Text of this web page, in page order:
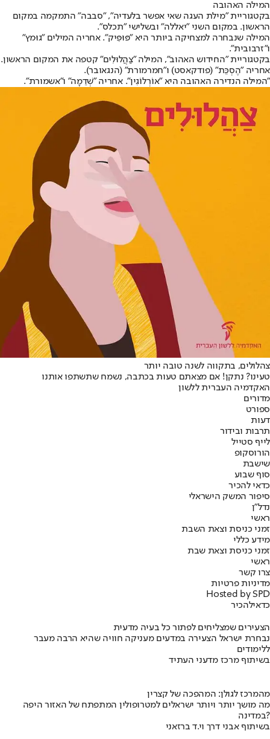
המילה האהובה
בקטגוריית "מילת העגה שאי אפשר בלעדיה", "סבבה" התמקמה במקום
הראשון. במקום השני "יאללה" ובשלישי "תכלס".
המילה שנבחרה למצחיקה ביותר היא "פּוּפִּיק". אחריה המילים "גוּמץ"
ו"זרבובית".
בקטגוריית "החידוש האהוב", המילה "צַהֲלוּלִים" קטפה את המקום הראשון.
אחריה "הֶסְכֵּת" (פודקאסט) ו"חמרמורת" (הנגאובר).
"המילה הנדירה האהובה היא "אוֹרְלוֹגִין". אחריה "שְׁדֵמָה" ו"אשמורת".
צהלולים, בתקווה לשנה טובה יותר
טעינו? נתקן! אם מצאתם טעות בכתבה, נשמח שתשתפו אותנו
האקדמיה העברית ללשון
מדורים
ספורט
דעות
תרבות ובידור
לייף סטייל
הורוסקופ
שישבת
סוף שבוע
כדאי להכיר
סיפור המשק הישראלי
נדל"ן
ראשי
זמני כניסת וצאת השבת
מידע כללי
זמני כניסת וצאת שבת
ראשי
צרו קשר
מדיניות פרטיות
Hosted by SPD
כדאילהכיר
הצעירים שמצליחים לפתור כל בעיה מדעית
נבחרת ישראל הצעירה במדעים מעניקה חוויה שהיא הרבה מעבר
ללימודים
בשיתוף מרכז מדעני העתיד
מהמרכז לגולן: המהפכה של קצרין
מה מושך יותר ויותר ישראלים למטרופולין המתפתח של האזור היפה
במדינה?
בשיתוף אבני דרך וי.ד ברזאני